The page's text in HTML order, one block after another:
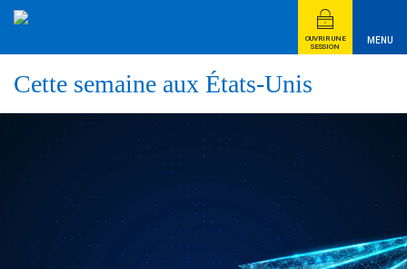
OUVRIR UNE
SESSION
MENU
Cette semaine aux États-Unis